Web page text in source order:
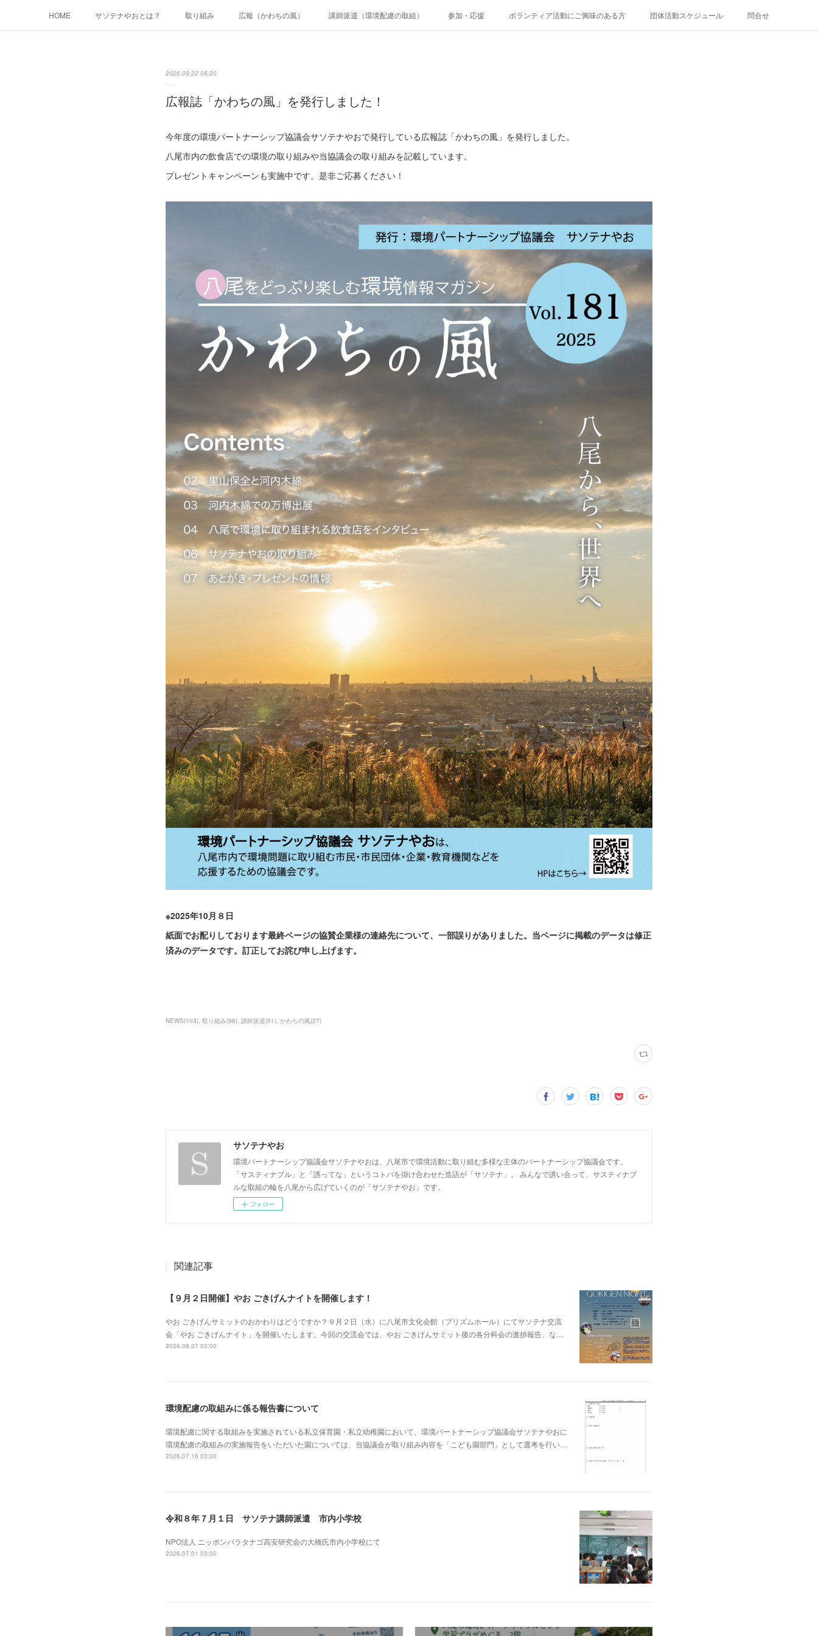
HOME サソテナやおとは？ 取り組み 広報（かわちの風） 講師派遣（環境配慮の取組） 参加・応援 ボランティア活動にご興味のある方 団体活動スケジュール 問合せ
2025.09.22 08:20
広報誌「かわちの風」を発行しました！
今年度の環境パートナーシップ協議会サソテナやおで発行している広報誌「かわちの風」を発行しました。
八尾市内の飲食店での環境の取り組みや当協議会の取り組みを記載しています。
プレゼントキャンペーンも実施中です。是非ご応募ください！
※2025年10月８日
紙面でお配りしております最終ページの協賛企業様の連絡先について、一部誤りがありました。当ページに掲載のデータは修正
済みのデータです。訂正してお詫び申し上げます。
NEWS(103) 取り組み(96) 講師派遣(51) かわちの風(27)
サソテナやお
環境パートナーシップ協議会サソテナやおは、八尾市で環境活動に取り組む多様な主体のパートナーシップ協議会です。
「サスティナブル」と「誘ってな」というコトバを掛け合わせた造語が「サソテナ」。 みんなで誘い合って、サスティナブ
ルな取組の輪を八尾から広げていくのが「サソテナやお」です。
フォロー
関連記事
【９月２日開催】やお ごきげんナイトを開催します！
やお ごきげんサミットのおかわりはどうですか？９月２日（水）に八尾市文化会館（プリズムホール）にてサソテナ交流
会「やお ごきげんナイト」を開催いたします。今回の交流会では、やお ごきげんサミット後の各分科会の進捗報告、な…
2026.08.07 03:00
環境配慮の取組みに係る報告書について
環境配慮に関する取組みを実施されている私立保育園・私立幼稚園において、環境パートナーシップ協議会サソテナやおに
環境配慮の取組みの実施報告をいただいた園については、当協議会が取り組み内容を「こども園部門」として選考を行い…
2026.07.16 03:00
令和８年７月１日 サソテナ講師派遣 市内小学校
NPO法人 ニッポンバラタナゴ高安研究会の大橋氏市内小学校にて
2026.07.01 03:00